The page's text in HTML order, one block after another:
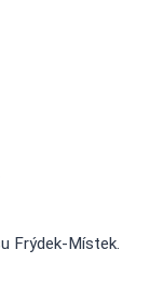
Frýdek-Místek.